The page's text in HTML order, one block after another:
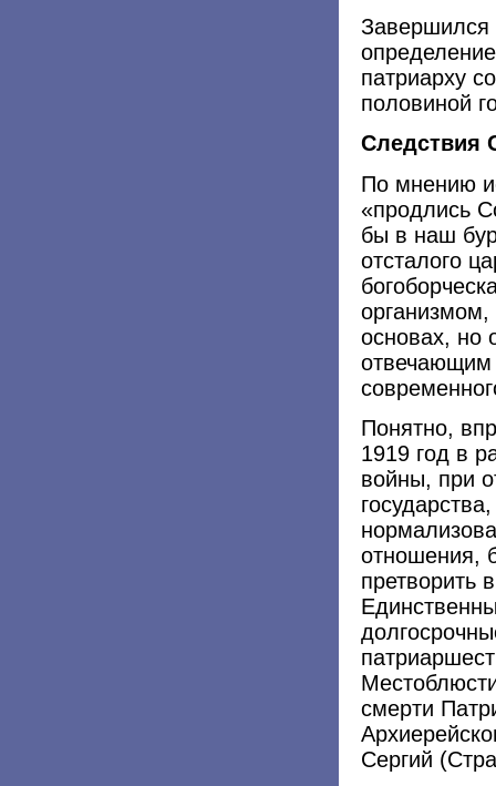
Завершился
патриарху
половиной
Следствия
По мнению
«продлись
бы в наш
отсталого
основах, но
отвечающим
Понятно,
1919 год в
войны, при
отношения,
претворить
смерти
Сергий